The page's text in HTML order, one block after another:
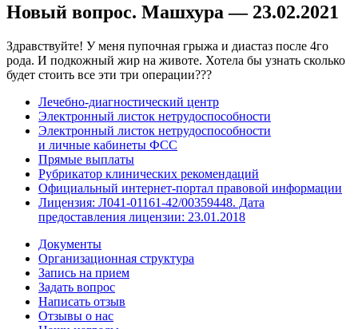
Новый вопрос. Машхура — 23.02.2021
Здравствуйте! У меня пупочная грыжа и диастаз после 4го
рода. И подкожный жир на животе. Хотела бы узнать сколько
будет стоить все эти три операции???
Лечебно-диагностический центр
Электронный листок нетрудоспособности
Электронный листок нетрудоспособности
и личные кабинеты ФСС
Прямые выплаты
Рубрикатор клинических рекомендаций
Официальный интернет-портал правовой информации
Лицензия: Л041-01161-42/00359448. Дата
предоставления лицензии: 23.01.2018
Документы
Организационная структура
Запись на прием
Задать вопрос
Написать отзыв
Отзывы о нас